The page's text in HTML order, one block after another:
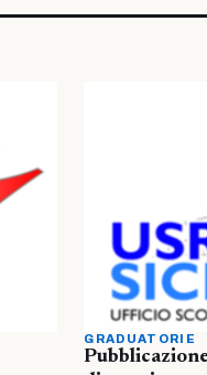
GRADUATORIE